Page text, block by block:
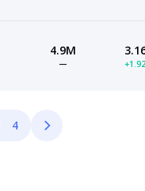
4.9M
—
4